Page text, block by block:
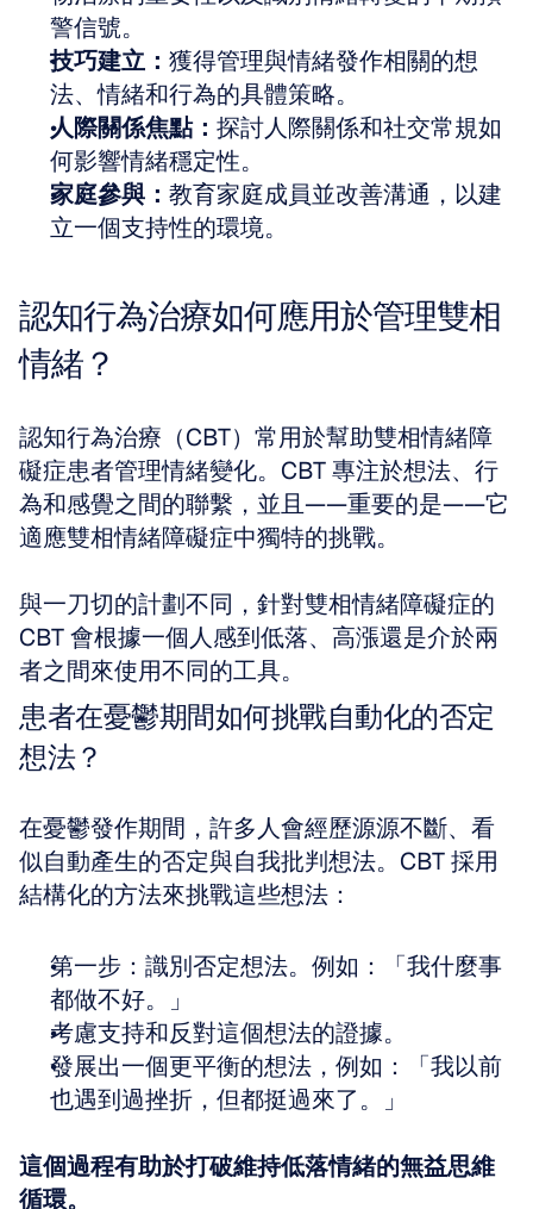
警信號。
技巧建立： 獲得管理與情緒發作相關的想
法、情緒和行為的具體策略。
人際關係焦點： 探討人際關係和社交常規如
何影響情緒穩定性。
家庭參與： 教育家庭成員並改善溝通，以建
立一個支持性的環境。
認知行為治療如何應用於管理雙相
情緒？
認知行為治療（CBT）常用於幫助雙相情緒障
礙症患者管理情緒變化。CBT 專注於想法、行
為和感覺之間的聯繫，並且——重要的是——它
適應雙相情緒障礙症中獨特的挑戰。
與一刀切的計劃不同，針對雙相情緒障礙症的
CBT 會根據一個人感到低落、高漲還是介於兩
者之間來使用不同的工具。
患者在憂鬱期間如何挑戰自動化的否定
想法？
在憂鬱發作期間，許多人會經歷源源不斷、看
似自動產生的否定與自我批判想法。CBT 採用
結構化的方法來挑戰這些想法：
第一步：識別否定想法。例如：「我什麼事
都做不好。」
考慮支持和反對這個想法的證據。
發展出一個更平衡的想法，例如：「我以前
也遇到過挫折，但都挺過來了。」
這個過程有助於打破維持低落情緒的無益思維
循環。